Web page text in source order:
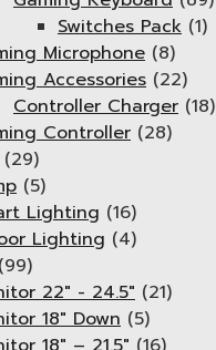
Switches Pack (1)
Microphone (8)
Accessories (22)
Controller Charger (18)
Controller (28)
(29)
(5)
Lighting (16)
Lighting (4)
(99)
22" - 24.5" (21)
18" Down (5)